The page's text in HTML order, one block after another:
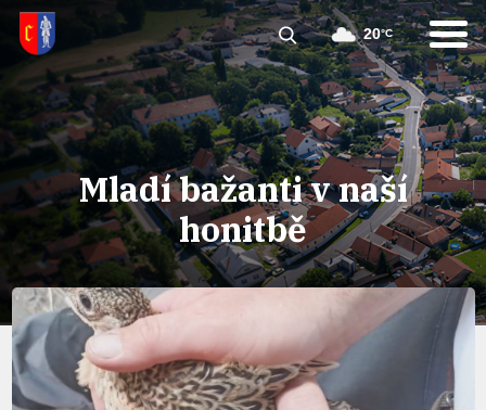
20°C
Mladí bažanti v naší
honitbě